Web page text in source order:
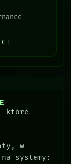
które
w
systemy: